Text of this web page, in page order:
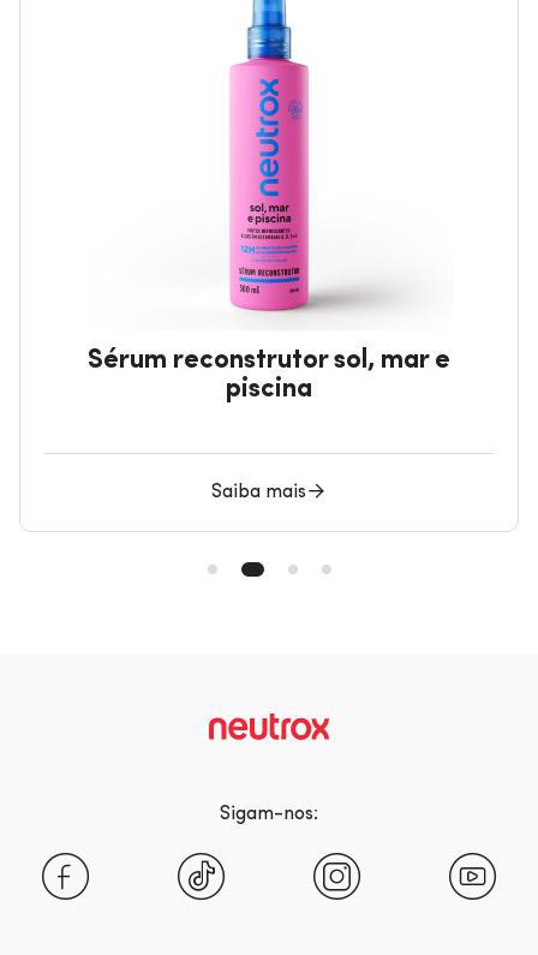
Sérum reconstrutor sol, mar e
piscina
Saiba mais
Sigam-nos:
FacebookTiktok